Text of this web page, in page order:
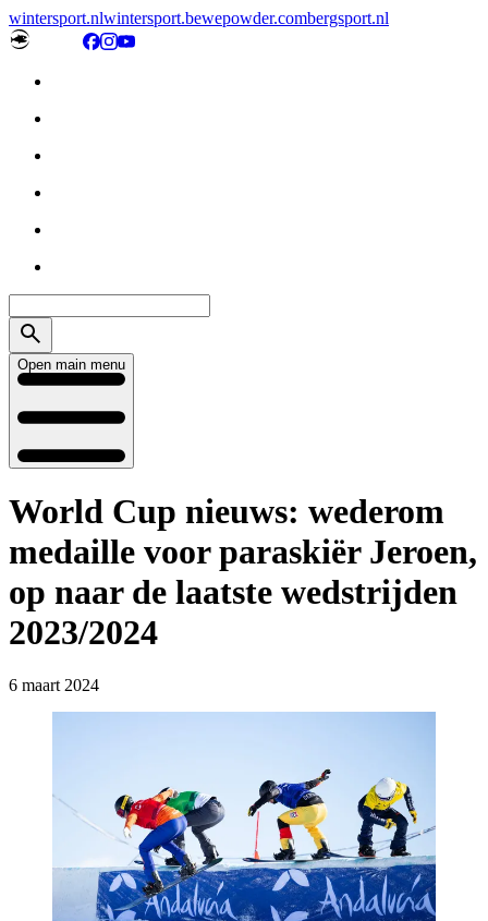
wintersport.nlwintersport.bewepowder.combergsport.nl
Open main menu
World Cup nieuws: wederom
medaille voor paraskiër Jeroen,
op naar de laatste wedstrijden
2023/2024
6 maart 2024